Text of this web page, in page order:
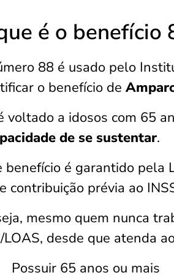
é o benefício
88 é usado pelo
o benefício de
voltado a idosos com 65
de se sustentar.
benefício é garantido pela
contribuição prévia ao
mesmo quem nunca
/LOAS, desde que atenda
Possuir 65 anos ou mais